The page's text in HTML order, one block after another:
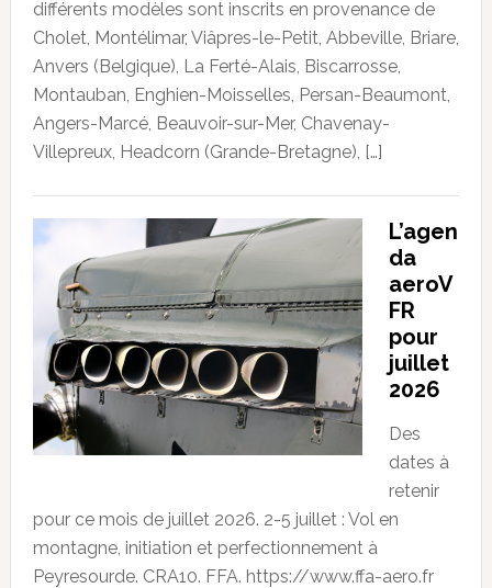
différents modèles sont inscrits en provenance de
Cholet, Montélimar, Viâpres-le-Petit, Abbeville, Briare,
Anvers (Belgique), La Ferté-Alais, Biscarrosse,
Montauban, Enghien-Moisselles, Persan-Beaumont,
Angers-Marcé, Beauvoir-sur-Mer, Chavenay-
Villepreux, Headcorn (Grande-Bretagne), […]
L’agen
da
aeroV
FR
pour
juillet
2026
Des
dates à
retenir
pour ce mois de juillet 2026. 2-5 juillet : Vol en
montagne, initiation et perfectionnement à
Peyresourde. CRA10. FFA. https://www.ffa-aero.fr